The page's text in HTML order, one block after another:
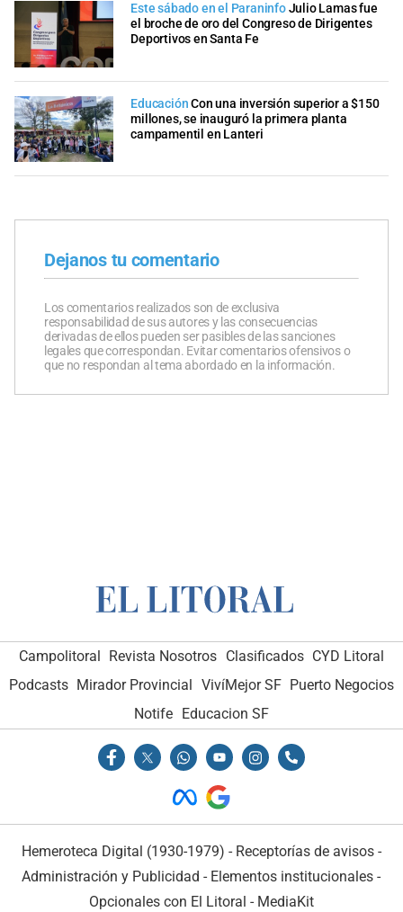
Este sábado en el ParaninfoJulio Lamas fue
el broche de oro del Congreso de Dirigentes
Deportivos en Santa Fe
EducaciónCon una inversión superior a $150
millones, se inauguró la primera planta
campamentil en Lanteri
Dejanos tu comentario
Los comentarios realizados son de exclusiva
responsabilidad de sus autores y las consecuencias
derivadas de ellos pueden ser pasibles de las sanciones
legales que correspondan. Evitar comentarios ofensivos o
que no respondan al tema abordado en la información.
Campolitoral Revista Nosotros Clasificados CYD Litoral
Podcasts Mirador Provincial VivíMejor SF Puerto Negocios
Notife Educacion SF
Hemeroteca Digital (1930-1979) - Receptorías de avisos -
Administración y Publicidad - Elementos institucionales -
Opcionales con El Litoral - MediaKit